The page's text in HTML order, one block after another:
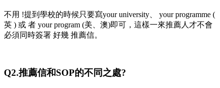
不用 !提到學校的時候只要寫your university、 your programme (
英 ) 或 者 your program (美、澳)即可，這樣一來推薦人才不會
必須同時簽署 好幾 推薦信。
Q2.推薦信和SOP的不同之處?